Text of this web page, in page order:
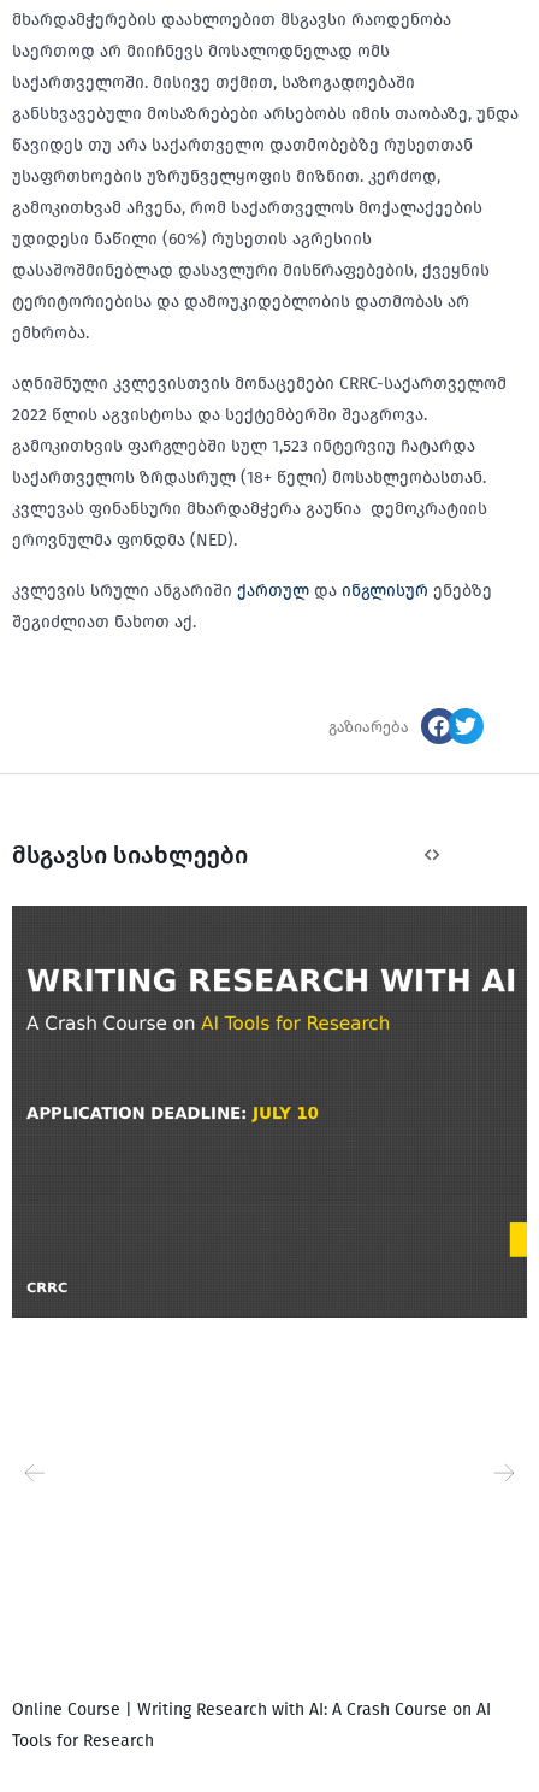
მხარდამჭერების დაახლოებით მსგავსი რაოდენობა
საერთოდ არ მიიჩნევს მოსალოდნელად ომს
საქართველოში. მისივე თქმით, საზოგადოებაში
განსხვავებული მოსაზრებები არსებობს იმის თაობაზე, უნდა
წავიდეს თუ არა საქართველო დათმობებზე რუსეთთან
უსაფრთხოების უზრუნველყოფის მიზნით. კერძოდ,
გამოკითხვამ აჩვენა, რომ საქართველოს მოქალაქეების
უდიდესი ნაწილი (60%) რუსეთის აგრესიის
დასაშოშმინებლად დასავლური მისწრაფებების, ქვეყნის
ტერიტორიებისა და დამოუკიდებლობის დათმობას არ
ემხრობა.
აღნიშნული კვლევისთვის მონაცემები CRRC-საქართველომ
2022 წლის აგვისტოსა და სექტემბერში შეაგროვა.
გამოკითხვის ფარგლებში სულ 1,523 ინტერვიუ ჩატარდა
საქართველოს ზრდასრულ (18+ წელი) მოსახლეობასთან.
კვლევას ფინანსური მხარდამჭერა გაუწია დემოკრატიის
ეროვნულმა ფონდმა (NED).
კვლევის სრული ანგარიში ქართულ და ინგლისურ ენებზე
შეგიძლიათ ნახოთ აქ.
გაზიარება
მსგავსი სიახლეები
Online Course | Writing Research with AI: A Crash Course on AI
Tools for Research